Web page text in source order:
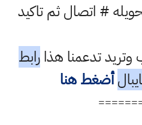
# اتصال ثم تاكيد
تدعمنا هذارابط
أضغط هنا